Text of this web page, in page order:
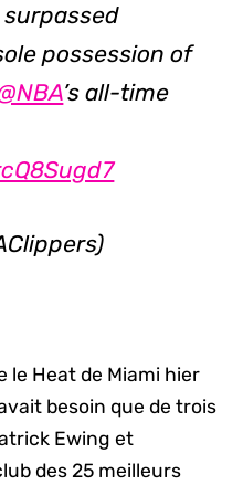
surpassed
possession of
’s all-time
Heat de Miami hier
besoin que de trois
Ewing et
des 25 meilleurs